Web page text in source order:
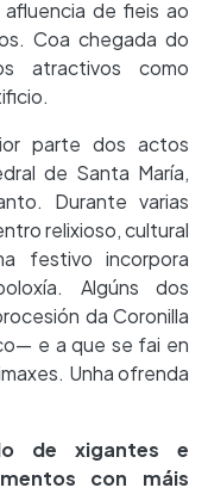
de fieis ao
Coa chegada do
atractivos como
parte dos actos
de Santa María,
Durante varias
relixioso, cultural
festivo incorpora
Algúns dos
da Coronilla
e a que se fai en
Unha ofrenda
de xigantes e
con máis